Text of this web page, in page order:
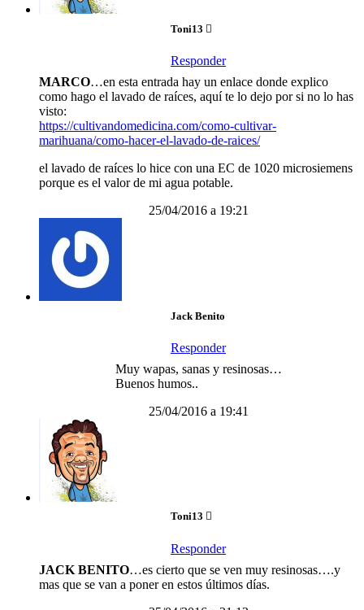
Toni13
Responder
MARCO…en esta entrada hay un enlace donde explico
como hago el lavado de raíces, aquí te lo dejo por si no lo has
visto:
https://cultivandomedicina.com/como-cultivar-
marihuana/como-hacer-el-lavado-de-raices/
el lavado de raíces lo hice con una EC de 1020 microsiemens
porque es el valor de mi agua potable.
25/04/2016 a 19:21
Jack Benito
Responder
Muy wapas, sanas y resinosas…
Buenos humos..
25/04/2016 a 19:41
Toni13
Responder
JACK BENITO…es cierto que se ven muy resinosas….y
mas que se van a poner en estos últimos días.